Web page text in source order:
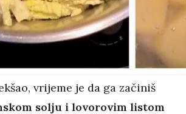
vrijeme je da ga začiniš
solju i lovorovim listom